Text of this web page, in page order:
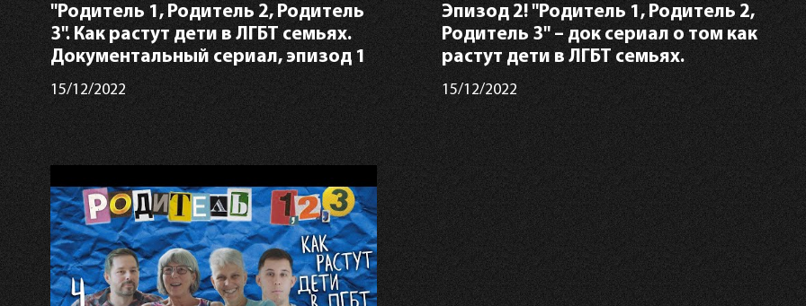
"Родитель 1, Родитель 2, Родитель
3". Как растут дети в ЛГБТ семьях.
Документальный сериал, эпизод 1
15/12/2022
Эпизод 2! "Родитель 1, Родитель 2,
Родитель 3" – док сериал о том как
растут дети в ЛГБТ семьях.
15/12/2022